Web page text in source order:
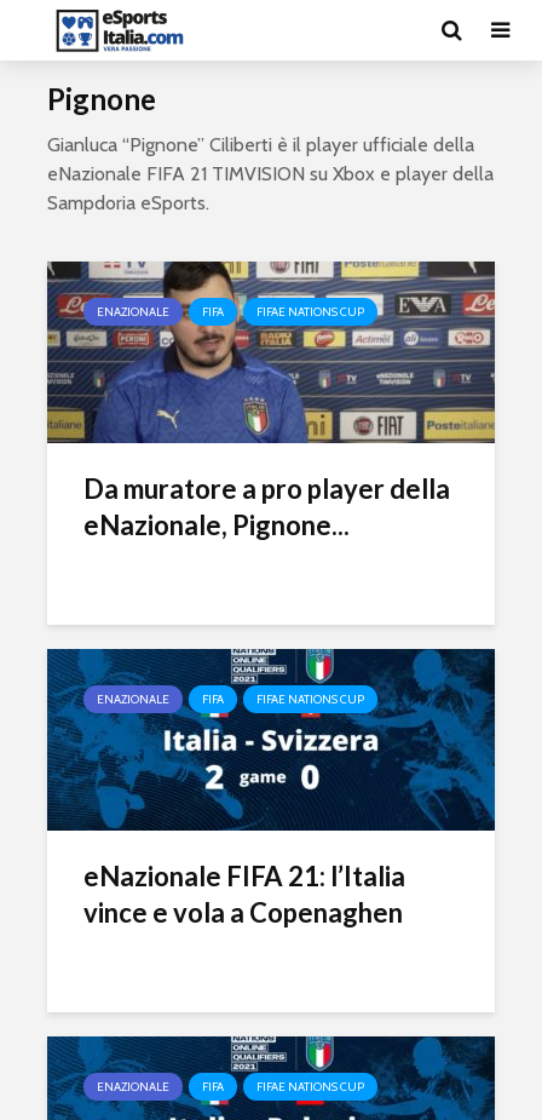
Pignone
Gianluca “Pignone” Ciliberti è il player ufficiale della
eNazionale FIFA 21 TIMVISION su Xbox e player della
Sampdoria eSports.
ENAZIONALE FIFA FIFAE NATIONS CUP
Da muratore a pro player della
eNazionale, Pignone...
ENAZIONALE FIFA FIFAE NATIONS CUP
eNazionale FIFA 21: l’Italia
vince e vola a Copenaghen
ENAZIONALE FIFA FIFAE NATIONS CUP